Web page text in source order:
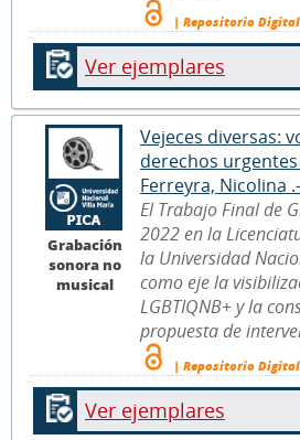
| Repositorio Digital
Ver ejemplares
Grabación
sonora no
musical
Vejeces diversas:
derechos
Ferreyra, Nicolina
El Trabajo Final de
2022 en la
la Universidad
como eje la
LGBTIQNB+ y la
propuesta de
| Repositorio Digital
Ver ejemplares